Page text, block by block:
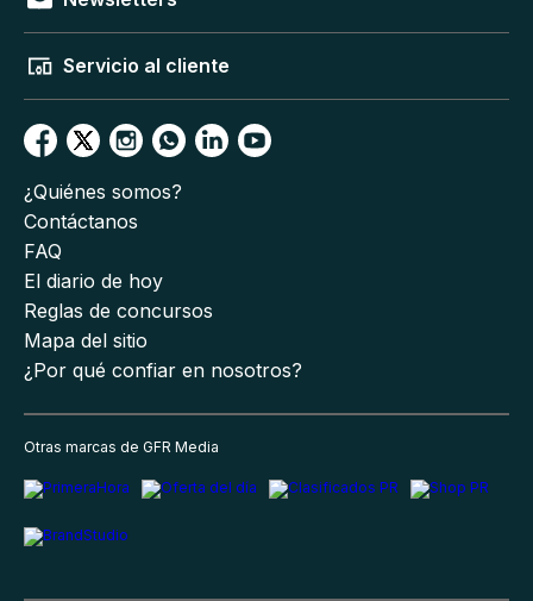
Servicio al cliente
¿Quiénes somos?
Contáctanos
FAQ
El diario de hoy
Reglas de concursos
Mapa del sitio
¿Por qué confiar en nosotros?
Otras marcas de GFR Media